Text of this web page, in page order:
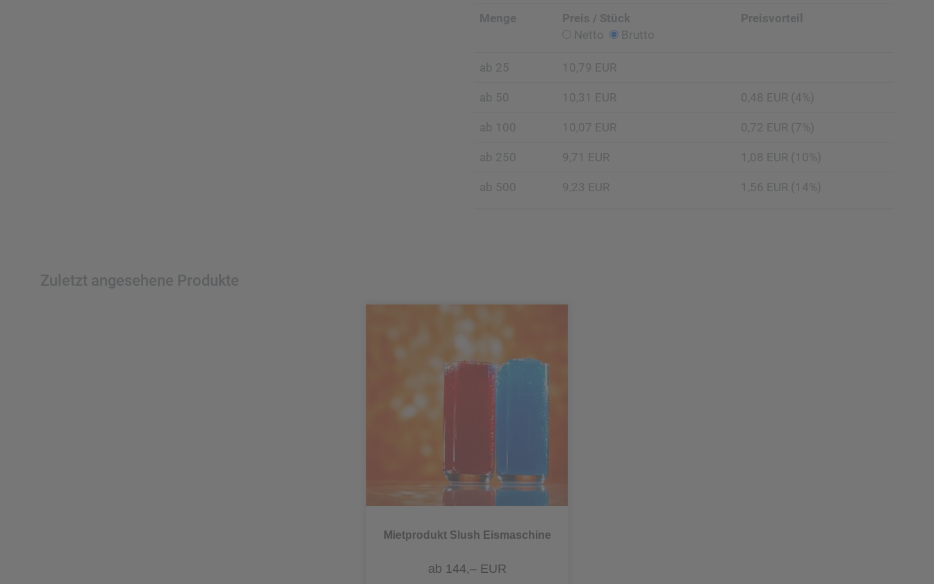
Menge
Preis / Stück
Netto
Brutto
Preisvorteil
ab 25 10,79 EUR
ab 50 10,31 EUR 0,48 EUR (4%)
ab 100 10,07 EUR 0,72 EUR (7%)
ab 250 9,71 EUR 1,08 EUR (10%)
ab 500 9,23 EUR 1,56 EUR (14%)
Zuletzt angesehene Produkte
Mietprodukt Slush Eismaschine
ab 144,– EUR